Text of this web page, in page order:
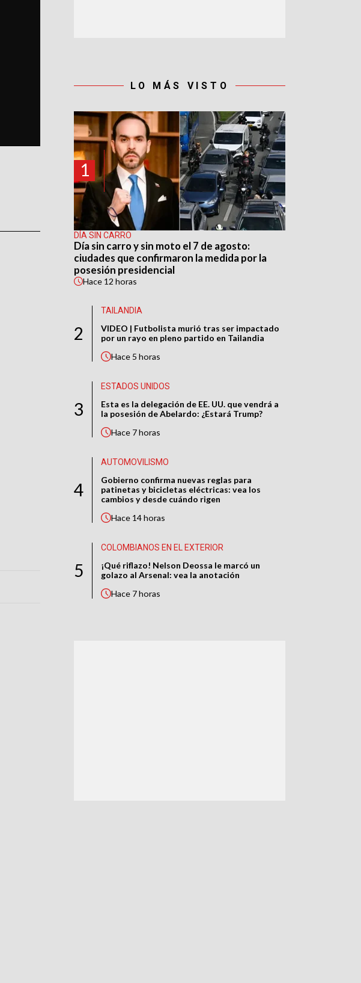
LO MÁS VISTO
1
DÍA SIN CARRO
Día sin carro y sin moto el 7 de agosto:
ciudades que confirmaron la medida por la
posesión presidencial
Hace 12 horas
2
TAILANDIA
VIDEO | Futbolista murió tras ser impactado
por un rayo en pleno partido en Tailandia
Hace 5 horas
3
ESTADOS UNIDOS
Esta es la delegación de EE. UU. que vendrá a
la posesión de Abelardo: ¿Estará Trump?
Hace 7 horas
4
AUTOMOVILISMO
Gobierno confirma nuevas reglas para
patinetas y bicicletas eléctricas: vea los
cambios y desde cuándo rigen
Hace 14 horas
5
COLOMBIANOS EN EL EXTERIOR
¡Qué riflazo! Nelson Deossa le marcó un
golazo al Arsenal: vea la anotación
Hace 7 horas